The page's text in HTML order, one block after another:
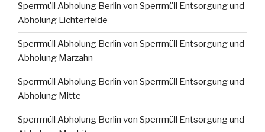
Sperrmüll Abholung Berlin von Sperrmüll Entsorgung und
Abholung Lichterfelde
Sperrmüll Abholung Berlin von Sperrmüll Entsorgung und
Abholung Marzahn
Sperrmüll Abholung Berlin von Sperrmüll Entsorgung und
Abholung Mitte
Sperrmüll Abholung Berlin von Sperrmüll Entsorgung und